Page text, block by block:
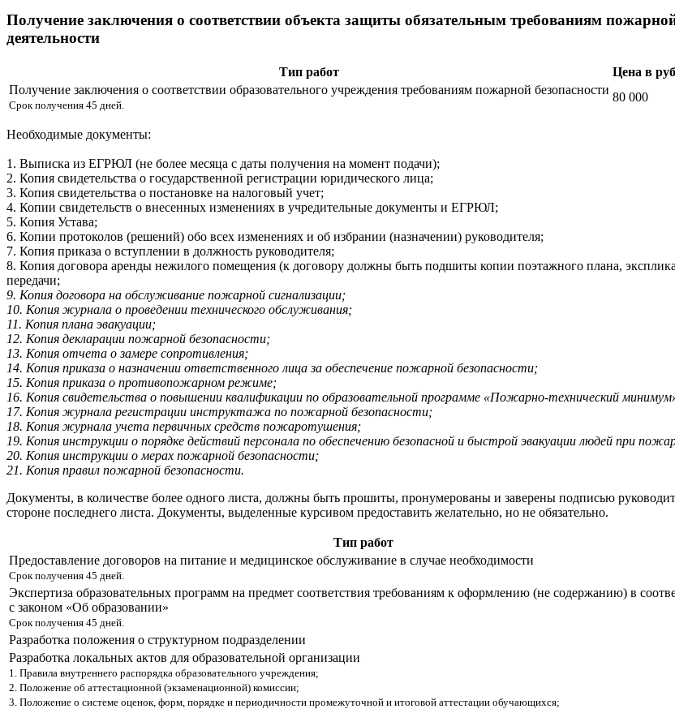
Получение заключения о соответствии объекта защиты обязательным требованиям
деятельности
Тип работ
Цена в
Получение заключения о соответствии образовательного учреждения требованиям пожарной безопасности
Срок получения 45 дней.
80 000
Необходимые документы:
1. Выписка из ЕГРЮЛ (не более месяца с даты получения на момент подачи);
2. Копия свидетельства о государственной регистрации юридического лица;
3. Копия свидетельства о постановке на налоговый учет;
4. Копии свидетельств о внесенных изменениях в учредительные документы и ЕГРЮЛ;
5. Копия Устава;
6. Копии протоколов (решений) обо всех изменениях и об избрании (назначении) руководителя;
7. Копия приказа о вступлении в должность руководителя;
8. Копия договора аренды нежилого помещения (к договору должны быть подшиты копии поэтажного плана,
передачи;
9. Копия договора на обслуживание пожарной сигнализации;
10. Копия журнала о проведении технического обслуживания;
11. Копия плана эвакуации;
12. Копия декларации пожарной безопасности;
13. Копия отчета о замере сопротивления;
14. Копия приказа о назначении ответственного лица за обеспечение пожарной безопасности;
15. Копия приказа о противопожарном режиме;
16. Копия свидетельства о повышении квалификации по образовательной программе «Пожарно-технический
17. Копия журнала регистрации инструктажа по пожарной безопасности;
18. Копия журнала учета первичных средств пожаротушения;
19. Копия инструкции о порядке действий персонала по обеспечению безопасной и быстрой эвакуации людей при
20. Копия инструкции о мерах пожарной безопасности;
21. Копия правил пожарной безопасности.
Документы, в количестве более одного листа, должны быть прошиты, пронумерованы и заверены подписью
стороне последнего листа. Документы, выделенные курсивом предоставить желательно, но не обязательно.
Тип работ
Предоставление договоров на питание и медицинское обслуживание в случае необходимости
Срок получения 45 дней.
Экспертиза образовательных программ на предмет соответствия требованиям к оформлению (не содержанию) в
с законом «Об образовании»
Срок получения 45 дней.
Разработка положения о структурном подразделении
Разработка локальных актов для образовательной организации
1. Правила внутреннего распорядка образовательного учреждения;
2. Положение об аттестационной (экзаменационной) комиссии;
3. Положение о системе оценок, форм, порядке и периодичности промежуточной и итоговой аттестации обучающихся;